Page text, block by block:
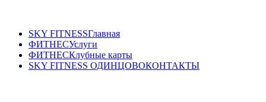
SKY FITNESSГлавная
ФИТНЕСУслуги
ФИТНЕСКлубные карты
SKY FITNESS ОДИНЦОВОКОНТАКТЫ